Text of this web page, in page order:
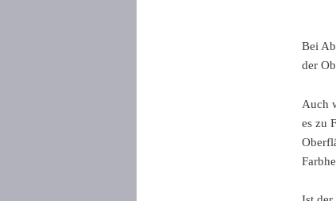
Bei
der
Auch
es zu